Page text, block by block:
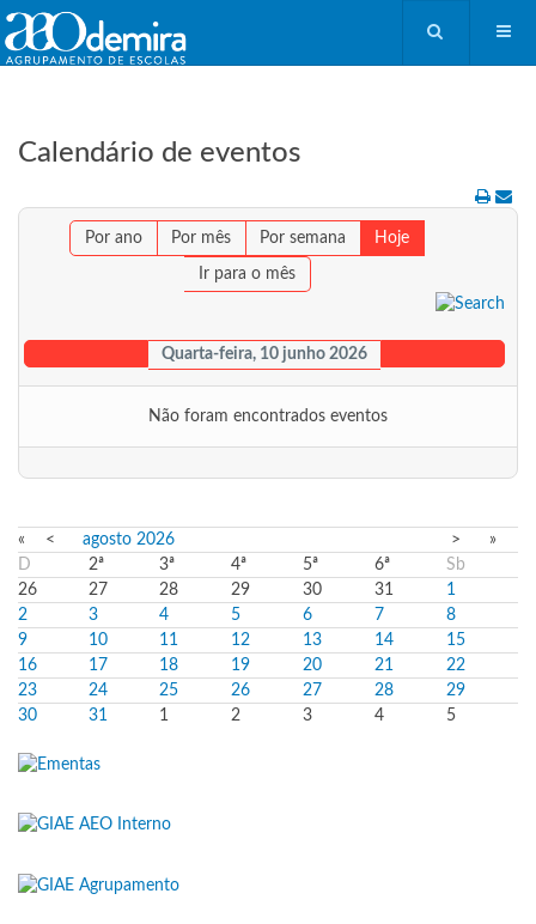
Calendário de eventos
Por ano Por mês Por semana Hoje
Ir para o mês
Quarta-feira, 10 junho 2026
Não foram encontrados eventos
« < agosto 2026 >
»
D
2ª 3ª 4ª 5ª 6ª
Sb
26
27 28 29 30 31
1
2
3 4 5 6 7
8
9
10 11 12 13 14
15
16
17 18 19 20 21
22
23
24 25 26 27 28
29
30
31 1 2 3 4 5